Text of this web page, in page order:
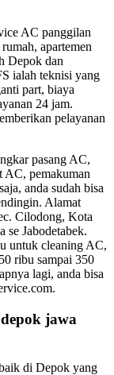
AC panggilan
apartemen
Depok dan
ialah teknisi yang
part, biaya
24 jam.
pelayanan
pasang AC,
AC, pemakuman
anda sudah bisa
Alamat
Cilodong, Kota
se Jabodetabek.
untuk cleaning AC,
ribu sampai 350
lagi, anda bisa
jawa
di Depok yang